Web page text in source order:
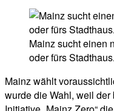
Mainz sucht einen
oder fürs
Mainz wählt
wurde die Wahl, weil